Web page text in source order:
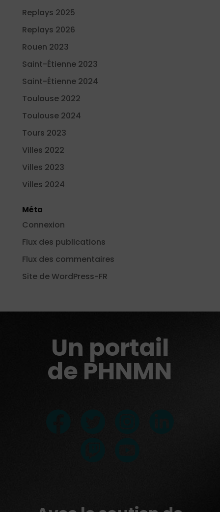
Replays 2025
Replays 2026
Rouen 2023
Saint-Étienne 2023
Saint-Étienne 2024
Toulouse 2022
Toulouse 2024
Tours 2023
Villes 2022
Villes 2023
Villes 2024
Méta
Connexion
Flux des publications
Flux des commentaires
Site de WordPress-FR
Un portail
de PHNMN